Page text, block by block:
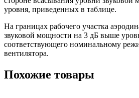
уровня, приведенных в таблице.
На границах рабочего участка
звуковой мощности на 3 дБ выше
соответствующего номинальному
вентилятора.
Похожие товары